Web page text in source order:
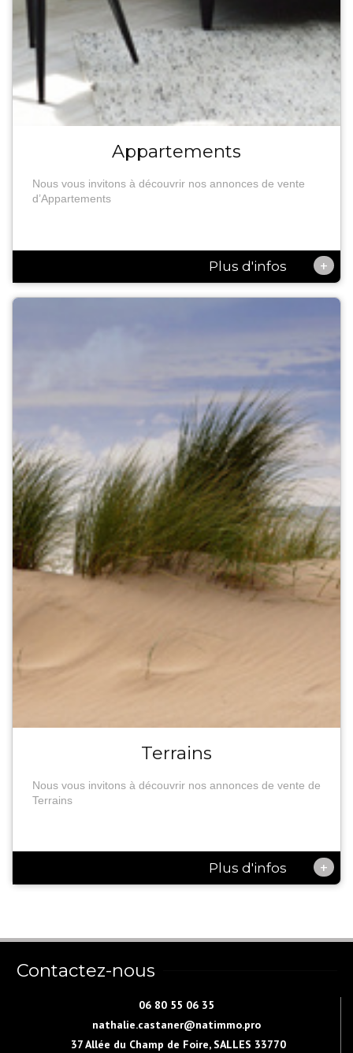
Appartements
Nous vous invitons à découvrir nos annonces de vente
d’Appartements
Plus d'infos +
Terrains
Nous vous invitons à découvrir nos annonces de vente de
Terrains
Plus d'infos +
Contactez-nous
06 80 55 06 35
nathalie.castaner@natimmo.pro
37 Allée du Champ de Foire, SALLES 33770